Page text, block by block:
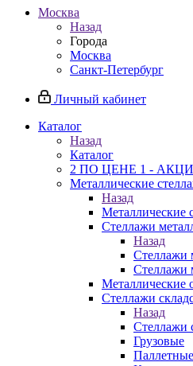
Москва
Назад
Города
Москва
Санкт-Петербург
Личный кабинет
Каталог
Назад
Каталог
2 ПО ЦЕНЕ 1 -
Металлические
Назад
Металлические
Стеллажи
Назад
Стеллажи
Стеллажи
Металлические
Стеллажи
Назад
Стеллажи
Грузовые
Паллетные